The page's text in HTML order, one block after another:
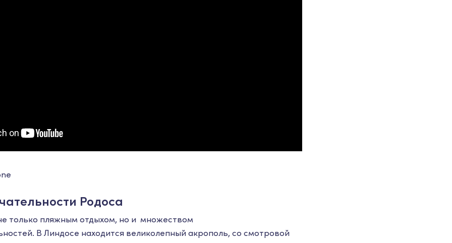
Родоса
только пляжным отдыхом, но и множеством
В Линдосе находится великолепный акрополь, со смотровой